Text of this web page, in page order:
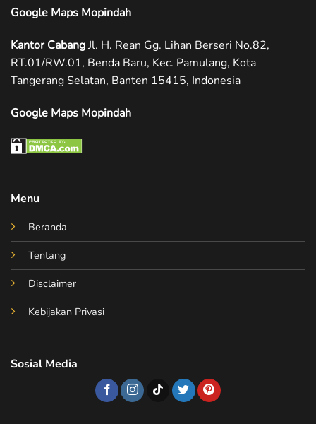
Google Maps Mopindah
Kantor CabangJl. H. Rean Gg. Lihan Berseri No.82,
RT.01/RW.01, Benda Baru, Kec. Pamulang, Kota
Tangerang Selatan, Banten 15415, Indonesia
Google Maps Mopindah
Menu
Beranda
Tentang
Disclaimer
Kebijakan Privasi
Sosial Media